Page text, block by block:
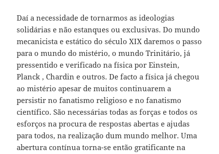
Daí a necessidade de tornarmos as ideologias
solidárias e não estanques ou exclusivas. Do mundo
mecanicista e estático do século XIX daremos o passo
para o mundo do mistério, o mundo Trinitário, já
pressentido e verificado na física por Einstein,
Planck , Chardin e outros. De facto a física já chegou
ao mistério apesar de muitos continuarem a
persistir no fanatismo religioso e no fanatismo
científico. São necessárias todas as forças e todos os
esforços na procura de respostas abertas e ajudas
para todos, na realização dum mundo melhor. Uma
abertura contínua torna-se então gratificante na